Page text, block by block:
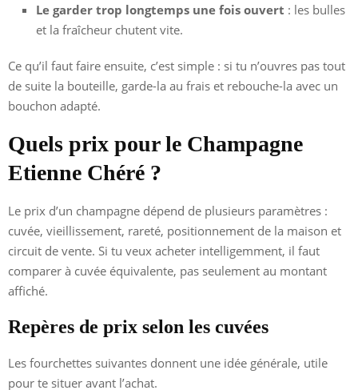
Le garder trop longtemps une fois ouvert : les bulles
et la fraîcheur chutent vite.
Ce qu’il faut faire ensuite, c’est simple : si tu n’ouvres pas tout
de suite la bouteille, garde-la au frais et rebouche-la avec un
bouchon adapté.
Quels prix pour le Champagne
Etienne Chéré ?
Le prix d’un champagne dépend de plusieurs paramètres :
cuvée, vieillissement, rareté, positionnement de la maison et
circuit de vente. Si tu veux acheter intelligemment, il faut
comparer à cuvée équivalente, pas seulement au montant
affiché.
Repères de prix selon les cuvées
Les fourchettes suivantes donnent une idée générale, utile
pour te situer avant l’achat.